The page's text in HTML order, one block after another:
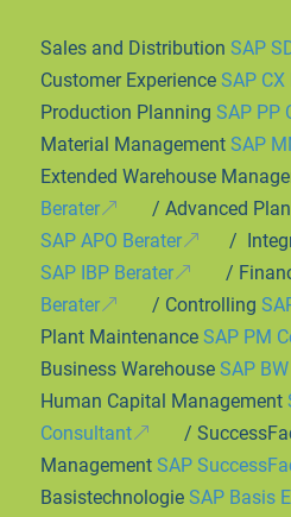
Sales and Distribution SAP
Customer Experience SAP
Production Planning SAP PP
Material Management SAP
Extended Warehouse
Berater
/ Advanced
SAP APO Berater
/
SAP IBP Berater
/
Berater
/ Controlling
Plant Maintenance SAP PM
Business Warehouse SAP
Human Capital Management
Consultant
/
Management SAP
Basistechnologie SAP Basis